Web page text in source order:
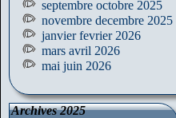
septembre octobre 2025
novembre decembre 2025
janvier fevrier 2026
mars avril 2026
mai juin 2026
Archives 2025